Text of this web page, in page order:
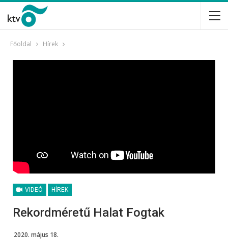
Főoldal Hírek
VIDEÓ HÍREK
Rekordméretű Halat Fogtak
2020. május 18.